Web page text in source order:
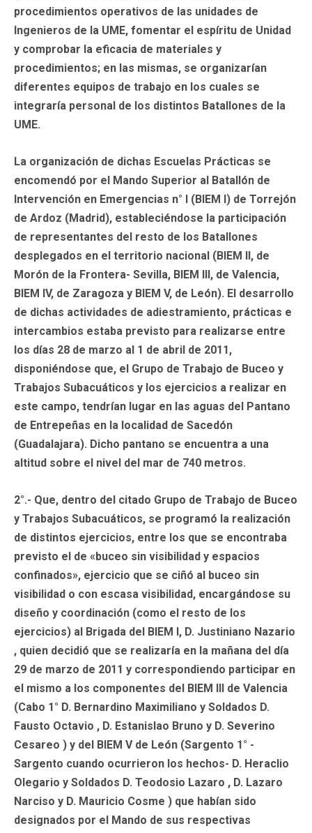
procedimientos operativos de las unidades de
Ingenieros de la UME, fomentar el espíritu de Unidad
y comprobar la eficacia de materiales y
procedimientos; en las mismas, se organizarían
diferentes equipos de trabajo en los cuales se
integraría personal de los distintos Batallones de la
UME.
La organización de dichas Escuelas Prácticas se
encomendó por el Mando Superior al Batallón de
Intervención en Emergencias n° I (BIEM I) de Torrejón
de Ardoz (Madrid), estableciéndose la participación
de representantes del resto de los Batallones
desplegados en el territorio nacional (BIEM II, de
Morón de la Frontera- Sevilla, BIEM lII, de Valencia,
BIEM IV, de Zaragoza y BIEM V, de León). El desarrollo
de dichas actividades de adiestramiento, prácticas e
intercambios estaba previsto para realizarse entre
los días 28 de marzo al 1 de abril de 2011,
disponiéndose que, el Grupo de Trabajo de Buceo y
Trabajos Subacuáticos y los ejercicios a realizar en
este campo, tendrían lugar en las aguas del Pantano
de Entrepeñas en la localidad de Sacedón
(Guadalajara). Dicho pantano se encuentra a una
altitud sobre el nivel del mar de 740 metros.
2°.- Que, dentro del citado Grupo de Trabajo de Buceo
y Trabajos Subacuáticos, se programó la realización
de distintos ejercicios, entre los que se encontraba
previsto el de «buceo sin visibilidad y espacios
confinados», ejercicio que se ciñó al buceo sin
visibilidad o con escasa visibilidad, encargándose su
diseño y coordinación (como el resto de los
ejercicios) al Brigada del BIEM I, D. Justiniano Nazario
, quien decidió que se realizaría en la mañana del día
29 de marzo de 2011 y correspondiendo participar en
el mismo a los componentes del BIEM III de Valencia
(Cabo 1° D. Bernardino Maximiliano y Soldados D.
Fausto Octavio , D. Estanislao Bruno y D. Severino
Cesareo ) y del BIEM V de León (Sargento 1° -
Sargento cuando ocurrieron los hechos- D. Heraclio
Olegario y Soldados D. Teodosio Lazaro , D. Lazaro
Narciso y D. Mauricio Cosme ) que habían sido
designados por el Mando de sus respectivas